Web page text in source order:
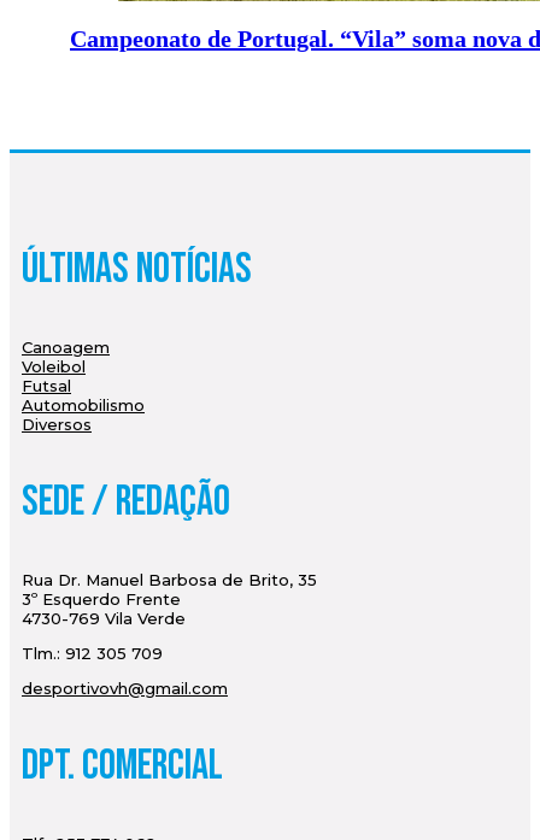
Campeonato de Portugal. “Vila” soma nova
Últimas Notícias
Canoagem
Voleibol
Futsal
Automobilismo
Diversos
Sede / Redação
Rua Dr. Manuel Barbosa de Brito, 35
3º Esquerdo Frente
4730-769 Vila Verde
Tlm.: 912 305 709
desportivovh@gmail.com
Dpt. Comercial